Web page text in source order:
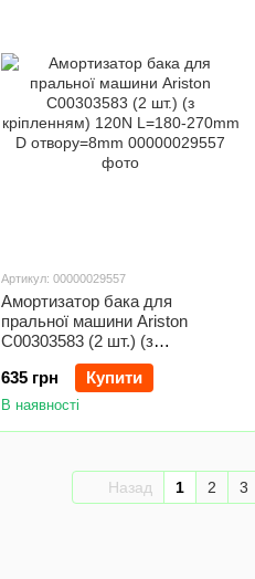
Артикул: 00000029557
Амортизатор бака для
пральної машини Ariston
C00303583 (2 шт.) (з
кріпленням) 120N L=180-
270mm D отвору=8mm
635 грн Купити
В наявності
Назад 1 2 3